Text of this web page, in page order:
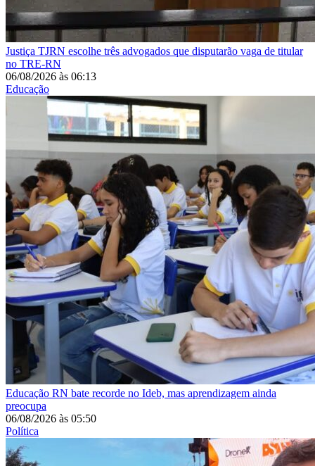
Justiça TJRN escolhe três advogados que disputarão vaga de titular
no TRE-RN
06/08/2026 às 06:13
Educação
Educação RN bate recorde no Ideb, mas aprendizagem ainda
preocupa
06/08/2026 às 05:50
Política